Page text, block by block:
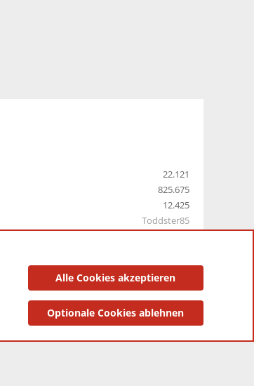
22.121
825.675
12.425
Toddster85
Datenschutzerklärung Impressum
Alle Cookies akzeptieren
Optionale Cookies ablehnen